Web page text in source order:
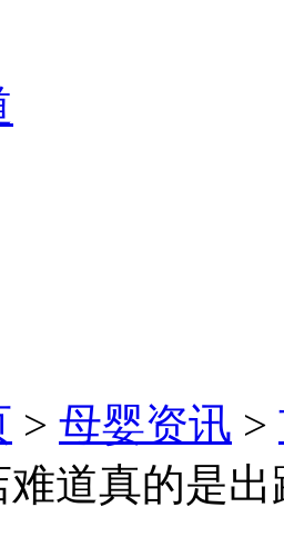
> 母婴资讯 >
道真的是